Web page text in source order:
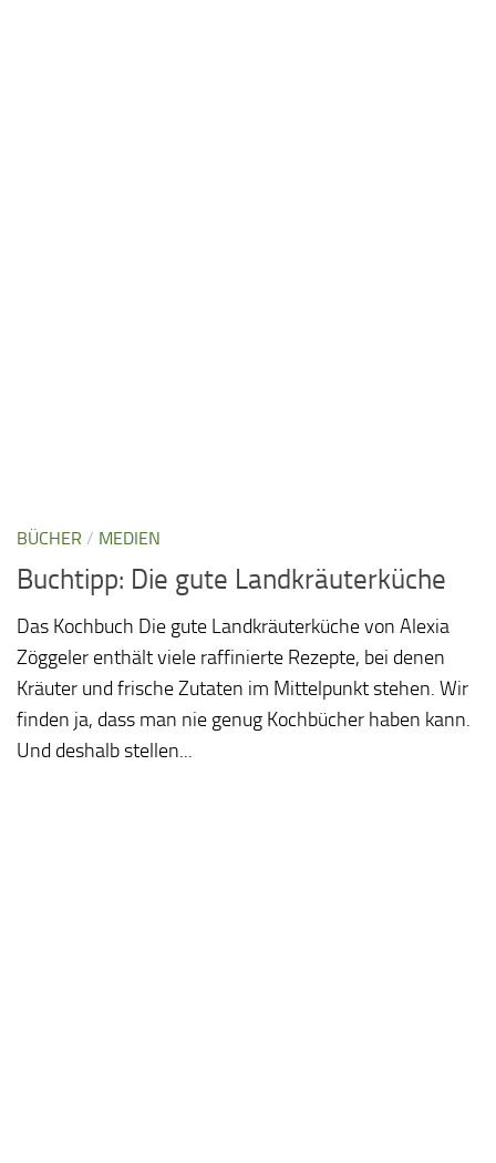
BÜCHER / MEDIEN
Buchtipp: Die gute Landkräuterküche
Das Kochbuch Die gute Landkräuterküche von Alexia
Zöggeler enthält viele raffinierte Rezepte, bei denen
Kräuter und frische Zutaten im Mittelpunkt stehen. Wir
finden ja, dass man nie genug Kochbücher haben kann.
Und deshalb stellen...